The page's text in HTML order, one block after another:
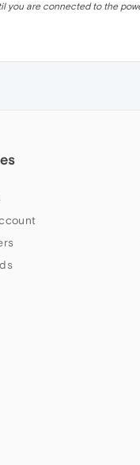
you are connected to the